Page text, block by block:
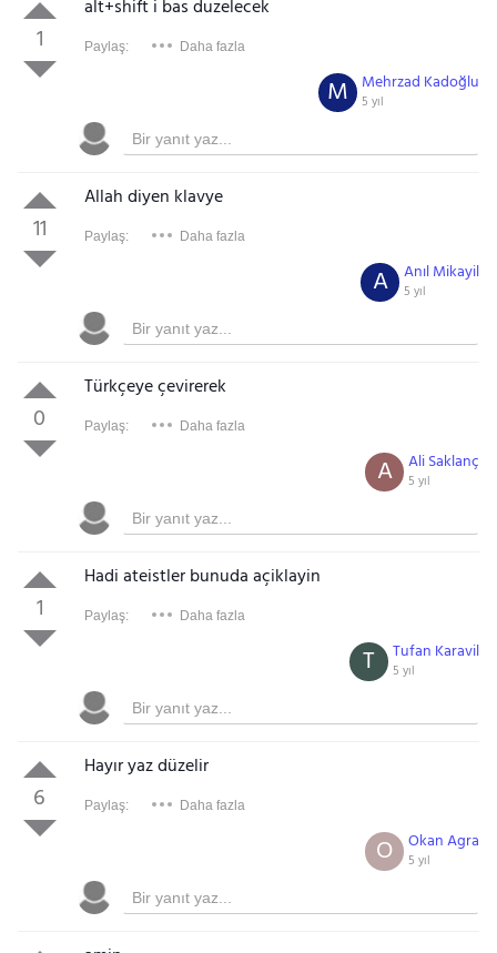
1
alt+shift i bas duzelecek
Paylaş: Daha fazla
Mehrzad Kadoğlu
5 yıl
M
11
Allah diyen klavye
Paylaş: Daha fazla
Anıl Mikayil
5 yıl
A
0
Türkçeye çevirerek
Paylaş: Daha fazla
Ali Saklanç
5 yıl
A
1
Hadi ateistler bunuda açiklayin
Paylaş: Daha fazla
Tufan Karavil
5 yıl
T
6
Hayır yaz düzelir
Paylaş: Daha fazla
Okan Agra
5 yıl
O